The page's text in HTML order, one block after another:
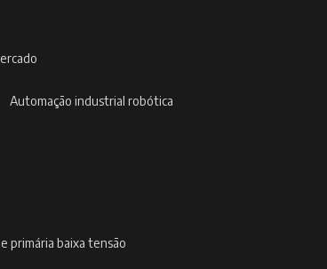
automação industrial robótica
primária baixa tensão